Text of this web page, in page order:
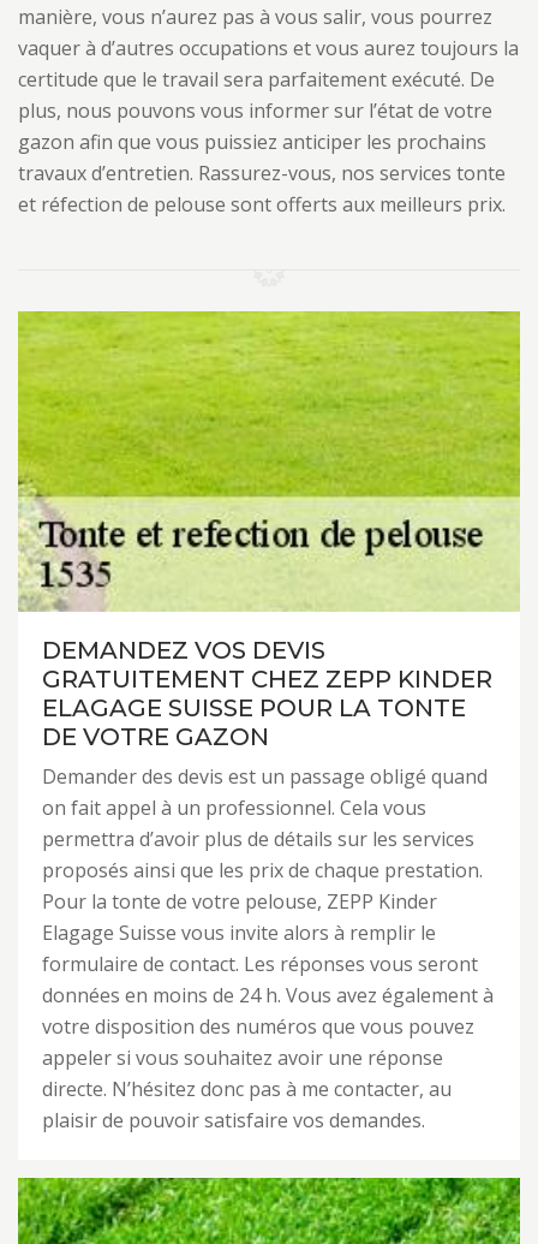
manière, vous n’aurez pas à vous salir, vous pourrez
vaquer à d’autres occupations et vous aurez toujours la
certitude que le travail sera parfaitement exécuté. De
plus, nous pouvons vous informer sur l’état de votre
gazon afin que vous puissiez anticiper les prochains
travaux d’entretien. Rassurez-vous, nos services tonte
et réfection de pelouse sont offerts aux meilleurs prix.
DEMANDEZ VOS DEVIS
GRATUITEMENT CHEZ ZEPP KINDER
ELAGAGE SUISSE POUR LA TONTE
DE VOTRE GAZON
Demander des devis est un passage obligé quand
on fait appel à un professionnel. Cela vous
permettra d’avoir plus de détails sur les services
proposés ainsi que les prix de chaque prestation.
Pour la tonte de votre pelouse, ZEPP Kinder
Elagage Suisse vous invite alors à remplir le
formulaire de contact. Les réponses vous seront
données en moins de 24 h. Vous avez également à
votre disposition des numéros que vous pouvez
appeler si vous souhaitez avoir une réponse
directe. N’hésitez donc pas à me contacter, au
plaisir de pouvoir satisfaire vos demandes.